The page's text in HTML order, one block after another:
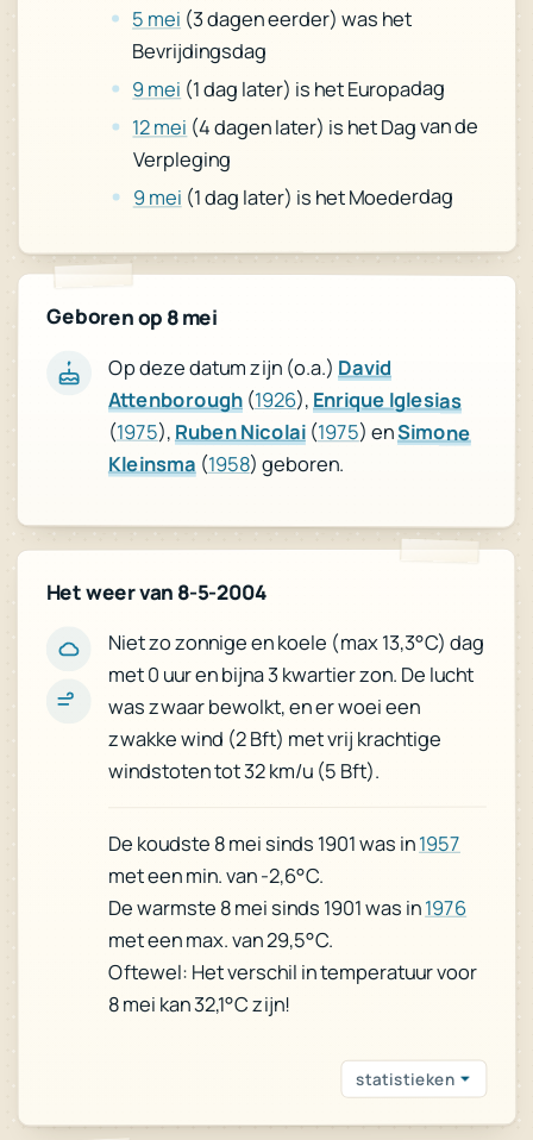
5 mei (3 dagen eerder) was het
Bevrijdingsdag
9 mei (1 dag later) is het Europadag
12 mei (4 dagen later) is het Dag van de
Verpleging
9 mei (1 dag later) is het Moederdag
Geboren op 8 mei
Op deze datum zijn (o.a.) David
Attenborough(1926), Enrique Iglesias
(1975),Ruben Nicolai(1975) enSimone
Kleinsma (1958) geboren.
Het weer van 8-5-2004
Niet zo zonnige en koele (max 13,3°C) dag
met 0 uur en bijna 3 kwartier zon. De lucht
was zwaar bewolkt, en er woei een
zwakke wind (2 Bft) met vrij krachtige
windstoten tot 32 km/u (5 Bft).
De koudste 8 mei sinds 1901 was in1957
met een min. van -2,6°C.
De warmste 8 mei sinds 1901 was in1976
met een max. van 29,5°C.
Oftewel: Het verschil in temperatuur voor
8 mei kan 32,1°C zijn!
statistieken